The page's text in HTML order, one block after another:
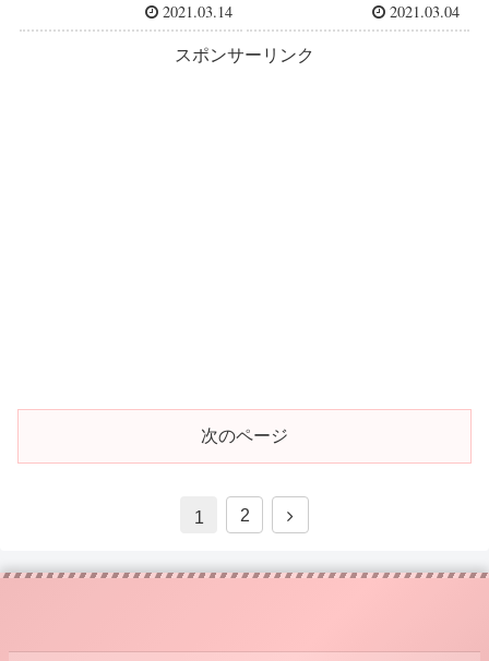
2021.03.14 2021.03.04
スポンサーリンク
次のページ
1 2